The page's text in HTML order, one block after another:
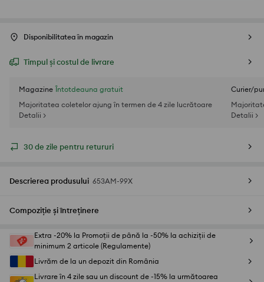
Disponibilitatea în magazin
Timpul și costul de livrare
Magazine Întotdeauna gratuit
Majoritatea coletelor ajung în termen de 4 zile lucrătoare
Detalii >
Curier/
Detalii >
30 de zile pentru retururi
Descrierea produsului 653AM-99X
Compoziție și întreținere
Extra -20% la Promoții de până la -50% la achiziții de
minimum 2 articole (Regulamente)
Livrăm de la un depozit din România
Livrare în 4 zile sau un discount de -15% la următoarea